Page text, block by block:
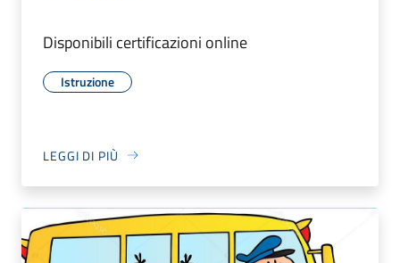
Disponibili certificazioni online
Istruzione
LEGGI DI PIÙ